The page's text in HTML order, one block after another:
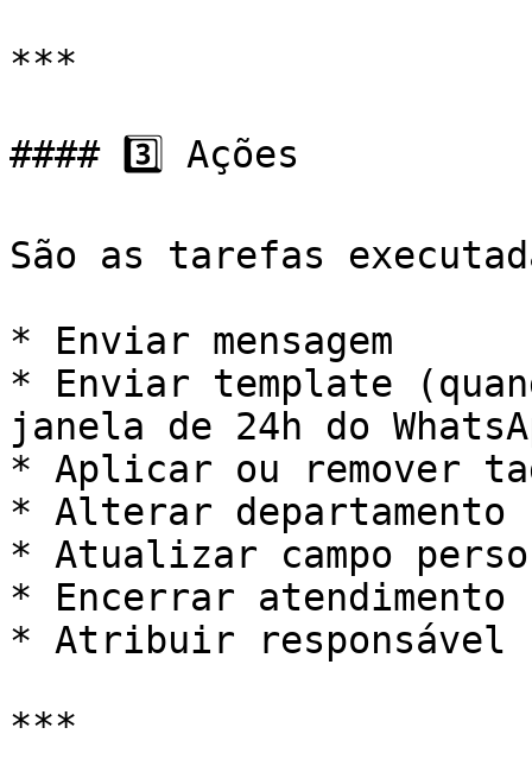
***
#### 3️⃣ Ações
São as tarefas
* Enviar mensagem
* Enviar template
janela de 24h do
* Aplicar ou remover
* Alterar departamento
* Atualizar campo
* Encerrar atendimento
* Atribuir responsável
***